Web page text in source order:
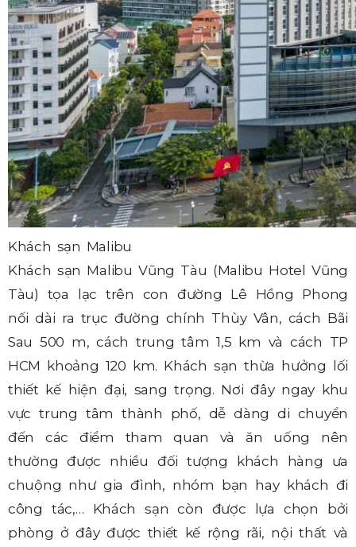
Khách sạn Malibu
Khách sạn Malibu Vũng Tàu (Malibu Hotel Vũng
Tàu) tọa lạc trên con đường Lê Hồng Phong
nối dài ra trục đường chính Thùy Vân, cách Bãi
Sau 500 m, cách trung tâm 1,5 km và cách TP
HCM khoảng 120 km. Khách sạn thừa hưởng lối
thiết kế hiện đại, sang trọng. Nơi đây ngay khu
vực trung tâm thành phố, dễ dàng di chuyển
đến các điểm tham quan và ăn uống nên
thường được nhiều đối tượng khách hàng ưa
chuộng như gia đình, nhóm bạn hay khách đi
công tác,… Khách sạn còn được lựa chọn bởi
phòng ở đây được thiết kế rộng rãi, nội thất và